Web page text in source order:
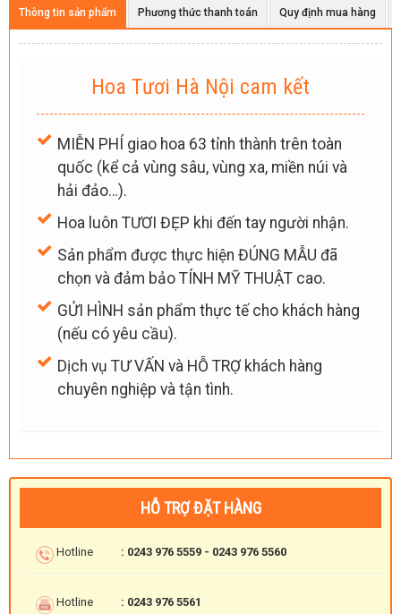
Thông tin sản phẩm Phương thức thanh toán Quy định mua hàng
Hoa Tươi Hà Nội cam kết
MIỄN PHÍ giao hoa 63 tỉnh thành trên toàn
quốc (kể cả vùng sâu, vùng xa, miền núi và
hải đảo…).
Hoa luôn TƯƠI ĐẸP khi đến tay người nhận.
Sản phẩm được thực hiện ĐÚNG MẪU đã
chọn và đảm bảo TÍNH MỸ THUẬT cao.
GỬI HÌNH sản phẩm thực tế cho khách hàng
(nếu có yêu cầu).
Dịch vụ TƯ VẤN và HỖ TRỢ khách hàng
chuyên nghiệp và tận tình.
HỖ TRỢ ĐẶT HÀNG
Hotline : 0243 976 5559 - 0243 976 5560
Hotline : 0243 976 5561